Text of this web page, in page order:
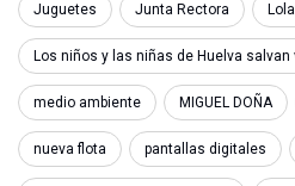
Juguetes Junta Rectora
Los niños y las niñas de Huelva salvan
medio ambiente MIGUEL DOÑA
nueva flota pantallas digitales